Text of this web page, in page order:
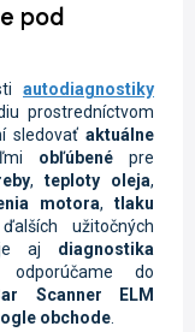
pod
autodiagnostiky
prostredníctvom
sledovaťaktuálne
obľúbené pre
, teploty oleja,
motora, tlaku
užitočných
je aj diagnostika
odporúčame do
Scanner ELM
obchode